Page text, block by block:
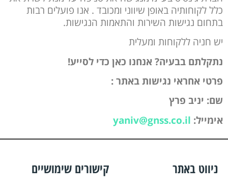
כלל לקוחותיה באופן שיווני ומכובד . אנו פועלים רבות
בתחום נגישות השירות והתאמות הנגישות.
יש חניה ללקוחות ומעלית
נתקלתם בבעיה? אנחנו כאן כדי לסייע!
פרטי אחראי נגישות באתר :
שם: יניב פרץ
אימייל: yaniv@gnss.co.il
ניווט באתר קישורים שימושיים